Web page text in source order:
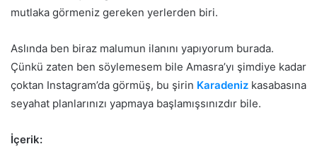
mutlaka görmeniz gereken yerlerden biri.
Aslında ben biraz malumun ilanını yapıyorum burada.
Çünkü zaten ben söylemesem bile Amasra’yı şimdiye kadar
çoktan Instagram’da görmüş, bu şirin Karadeniz kasabasına
seyahat planlarınızı yapmaya başlamışsınızdır bile.
İçerik: